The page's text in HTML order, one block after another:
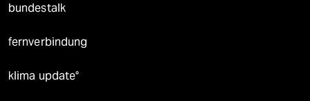
bundestalk
fernverbindung
klima update°